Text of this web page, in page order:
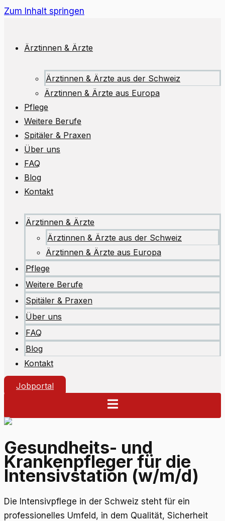
Zum Inhalt springen
Ärztinnen & Ärzte
Ärztinnen & Ärzte aus der Schweiz
Ärztinnen & Ärzte aus Europa
Pflege
Weitere Berufe
Spitäler & Praxen
Über uns
FAQ
Blog
Kontakt
Ärztinnen & Ärzte
Ärztinnen & Ärzte aus der Schweiz
Ärztinnen & Ärzte aus Europa
Pflege
Weitere Berufe
Spitäler & Praxen
Über uns
FAQ
Blog
Kontakt
Jobportal
Gesundheits- und
Krankenpfleger für die
Intensivstation (w/m/d)
Die Intensivpflege in der Schweiz steht für ein
professionelles Umfeld, in dem Qualität, Sicherheit